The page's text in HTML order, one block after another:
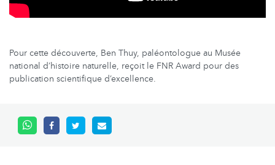
Pour cette découverte, Ben Thuy, paléontologue au Musée
national d’histoire naturelle, reçoit le FNR Award pour des
publication scientifique d’excellence.